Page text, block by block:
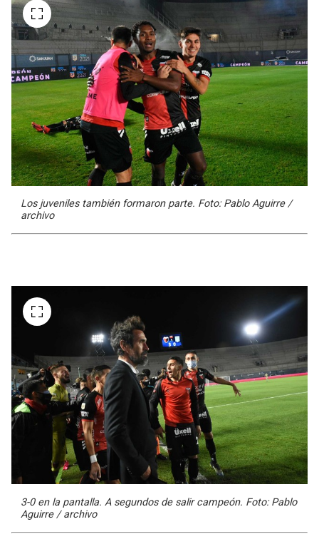
Los juveniles también formaron parte. Foto: Pablo Aguirre /
archivo
3-0 en la pantalla. A segundos de salir campeón. Foto: Pablo
Aguirre / archivo